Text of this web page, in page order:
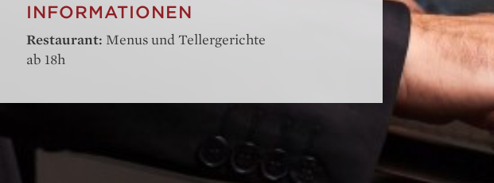
INFORMATIONEN
Restaurant: Menus und Tellergerichte
ab 18h